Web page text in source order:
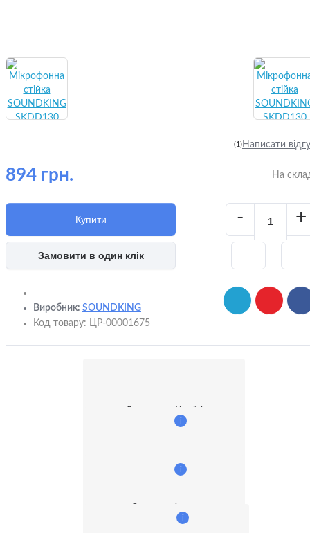
(1)Написати
894 грн. На
Купити - +
Замовити в один клік
Виробник: SOUNDKING
Код товару: ЦР-00001675
Доставка по Україні
Доставка кур'єром
i
Оплата готівкою
i
i